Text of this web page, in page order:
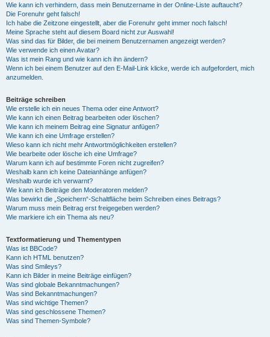
Wie kann ich verhindern, dass mein Benutzername in der Online-Liste auftaucht?
Die Forenuhr geht falsch!
Ich habe die Zeitzone eingestellt, aber die Forenuhr geht immer noch falsch!
Meine Sprache steht auf diesem Board nicht zur Auswahl!
Was sind das für Bilder, die bei meinem Benutzernamen angezeigt werden?
Wie verwende ich einen Avatar?
Was ist mein Rang und wie kann ich ihn ändern?
Wenn ich bei einem Benutzer auf den E-Mail-Link klicke, werde ich aufgefordert, mich
anzumelden.
Beiträge schreiben
Wie erstelle ich ein neues Thema oder eine Antwort?
Wie kann ich einen Beitrag bearbeiten oder löschen?
Wie kann ich meinem Beitrag eine Signatur anfügen?
Wie kann ich eine Umfrage erstellen?
Wieso kann ich nicht mehr Antwortmöglichkeiten erstellen?
Wie bearbeite oder lösche ich eine Umfrage?
Warum kann ich auf bestimmte Foren nicht zugreifen?
Weshalb kann ich keine Dateianhänge anfügen?
Weshalb wurde ich verwarnt?
Wie kann ich Beiträge den Moderatoren melden?
Was bewirkt die „Speichern“-Schaltfläche beim Schreiben eines Beitrags?
Warum muss mein Beitrag erst freigegeben werden?
Wie markiere ich ein Thema als neu?
Textformatierung und Thementypen
Was ist BBCode?
Kann ich HTML benutzen?
Was sind Smileys?
Kann ich Bilder in meine Beiträge einfügen?
Was sind globale Bekanntmachungen?
Was sind Bekanntmachungen?
Was sind wichtige Themen?
Was sind geschlossene Themen?
Was sind Themen-Symbole?